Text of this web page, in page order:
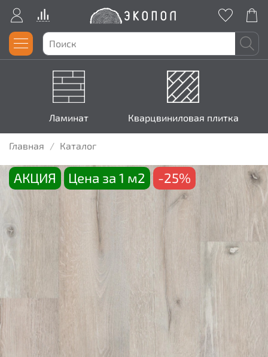
Ламинат Кварцвиниловая плитка
Главная Каталог
АКЦИЯ Цена за 1 м2 -25%